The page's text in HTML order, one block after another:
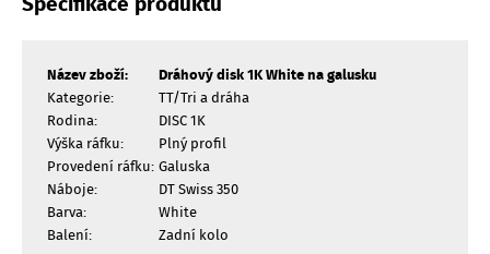
Název zboží:
Dráhový disk 1K White na galusku
Kategorie:
TT/Tri a dráha
Rodina:
DISC 1K
Výška ráfku:
Plný profil
Provedení ráfku: Galuska
Náboje:
DT Swiss 350
Barva:
White
Balení:
Zadní kolo